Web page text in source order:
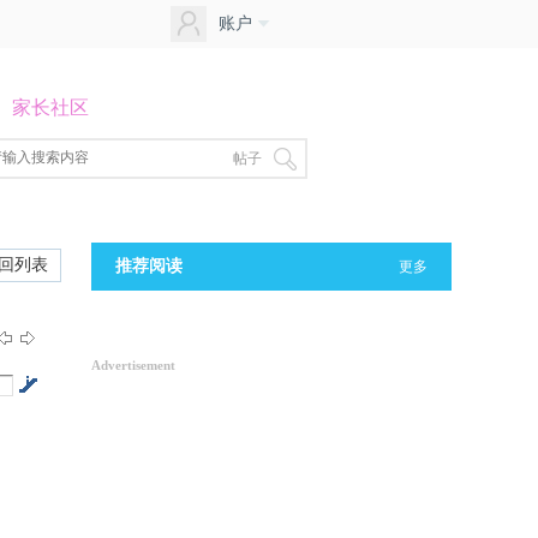
账户
家长社区
帖子
列表 推荐阅读 更多
Advertisement